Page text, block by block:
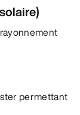
permettant